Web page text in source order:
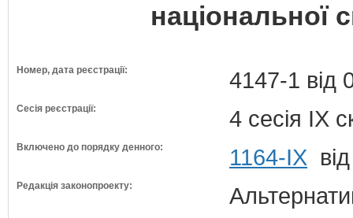
національної
Номер, дата реєстрації: 4147-1 від
Сесія реєстрації: 4 сесія IX
Включено до порядку денного: 1164-ІХ
Редакція законопроекту: